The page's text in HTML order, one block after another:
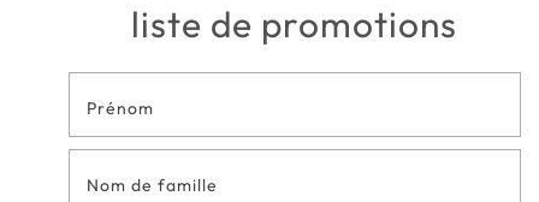
liste de promotions
Formulaire
de contact
en bas de